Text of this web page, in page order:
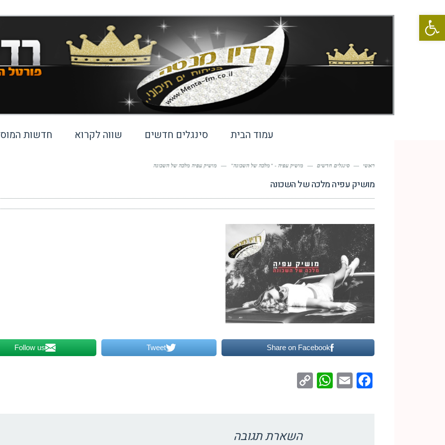
פתח סרגל נגישות
עמוד הבית סינגלים חדשים שווה לקרוא חדשות
ראשי — סינגלים חדשים — מושיק עפיה - "מלכה של השכונה" — מושיק עפיה מלכה של השכונה
מושיק עפיה מלכה של השכונה
Share on Facebook
Tweet
Follow us
Facebook
Email
WhatsApp
השארת תגובה